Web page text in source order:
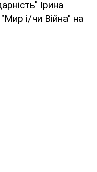
Ірина
і/чи Війна" на